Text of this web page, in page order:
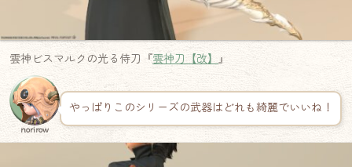
雲神ビスマルクの光る侍刀『雲神刀【改】 』
norirow
やっぱりこのシリーズの武器はどれも綺麗でいいね！